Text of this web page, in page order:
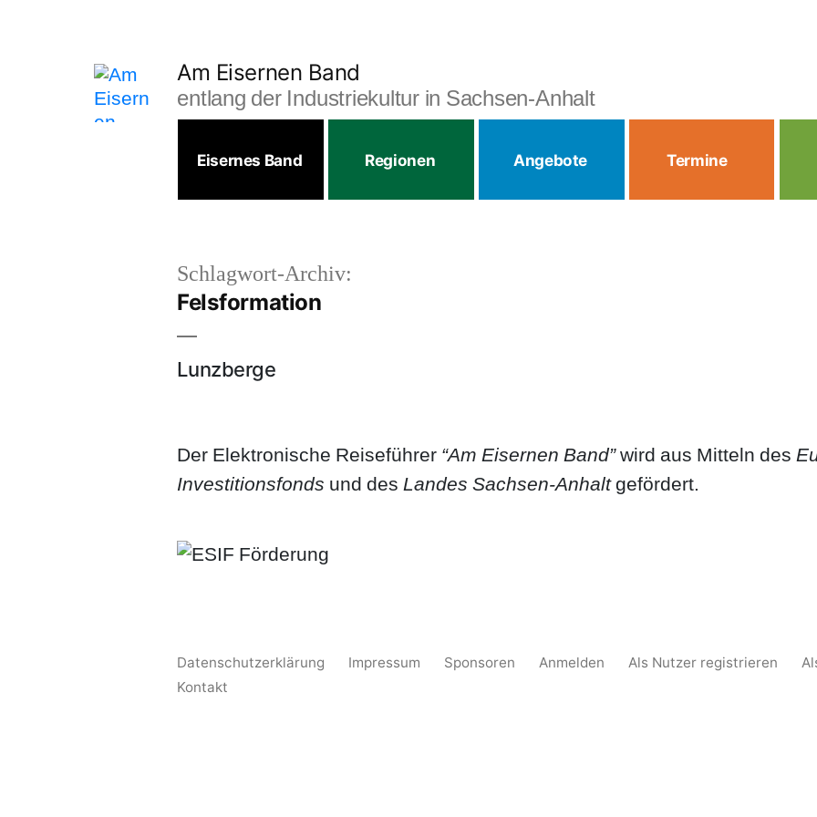
Am Eisernen Band
entlang der Industriekultur in Sachsen-Anhalt
Eisernes Band Regionen Angebote Termine
Schlagwort-Archiv:
Felsformation
Lunzberge
Der Elektronische Reiseführer “Am Eisernen Band”wird aus Mitteln des
Investitionsfonds und desLandes Sachsen-Anhaltgefördert.
Datenschutzerklärung Impressum Sponsoren Anmelden Als Nutzer registrieren
Kontakt